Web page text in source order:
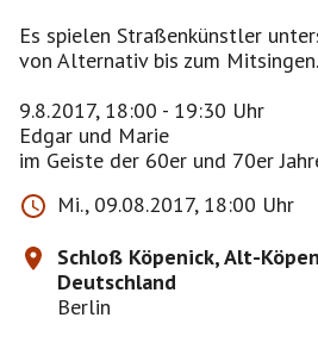
Es spielen Straßenkünstler
von Alternativ bis zum Mitsingen.
9.8.2017, 18:00 - 19:30 Uhr
Edgar und Marie
im Geiste der 60er und 70er
Mi., 09.08.2017, 18:00 Uhr
Schloß Köpenick, Alt-
Deutschland
Berlin